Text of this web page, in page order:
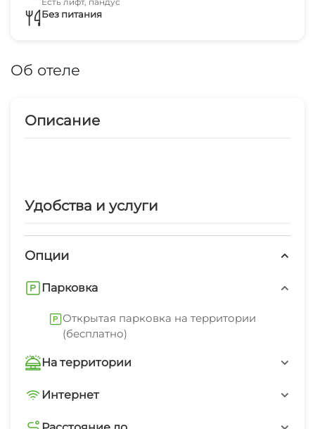
Без питания
Об отеле
Описание
Удобства и услуги
Опции
Парковка
Открытая парковка на территории
(бесплатно)
На территории
Трансфер платно
Интернет
Wi-Fi интернет на всей территории